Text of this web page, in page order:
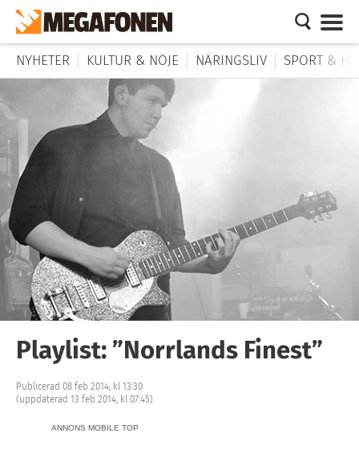
NYHETER KULTUR & NÖJE NÄRINGSLIV SPORT &
Playlist: ”Norrlands Finest”
Publicerad 08 feb 2014, kl 13:30
(uppdaterad 13 feb 2014, kl 07:45)
ANNONS MOBILE TOP